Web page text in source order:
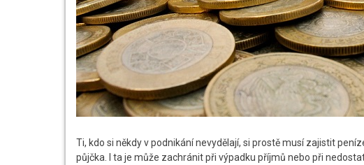
Ti, kdo si někdy v podnikání nevydělají, si prostě musí zajistit
půjčka. I ta je může zachránit při výpadku příjmů nebo při